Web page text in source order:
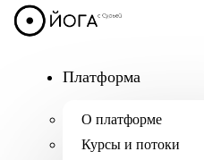
Платформа
О платформе
Курсы и потоки